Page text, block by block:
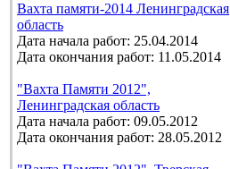
Вахта памяти-2014 Ленинградская
область
Дата начала работ: 25.04.2014
Дата окончания работ: 11.05.2014
"Вахта Памяти 2012",
Ленинградская область
Дата начала работ: 09.05.2012
Дата окончания работ: 28.05.2012